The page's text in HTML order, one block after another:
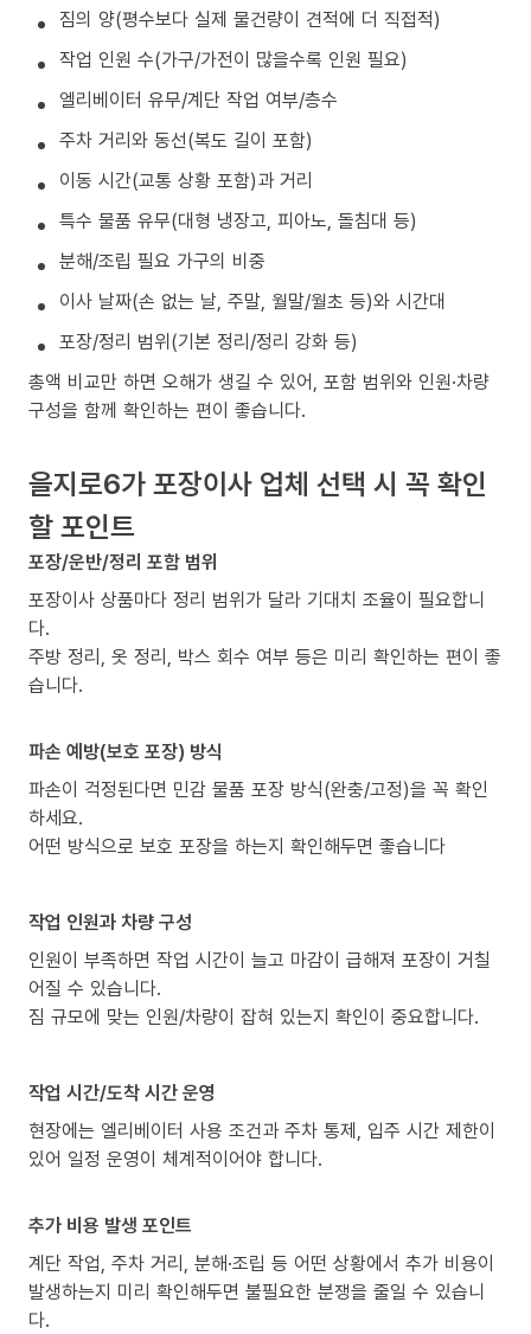
짐의 양(평수보다 실제 물건량이 견적에 더 직접적)
작업 인원 수(가구/가전이 많을수록 인원 필요)
엘리베이터 유무/계단 작업 여부/층수
주차 거리와 동선(복도 길이 포함)
이동 시간(교통 상황 포함)과 거리
특수 물품 유무(대형 냉장고, 피아노, 돌침대 등)
분해/조립 필요 가구의 비중
이사 날짜(손 없는 날, 주말, 월말/월초 등)와 시간대
포장/정리 범위(기본 정리/정리 강화 등)
총액 비교만 하면 오해가 생길 수 있어, 포함 범위와 인원·차량
구성을 함께 확인하는 편이 좋습니다.
을지로6가 포장이사 업체 선택 시 꼭 확인
할 포인트
포장/운반/정리 포함 범위
포장이사 상품마다 정리 범위가 달라 기대치 조율이 필요합니
다.
주방 정리, 옷 정리, 박스 회수 여부 등은 미리 확인하는 편이 좋
습니다.
파손 예방(보호 포장) 방식
파손이 걱정된다면 민감 물품 포장 방식(완충/고정)을 꼭 확인
하세요.
어떤 방식으로 보호 포장을 하는지 확인해두면 좋습니다
작업 인원과 차량 구성
인원이 부족하면 작업 시간이 늘고 마감이 급해져 포장이 거칠
어질 수 있습니다.
짐 규모에 맞는 인원/차량이 잡혀 있는지 확인이 중요합니다.
작업 시간/도착 시간 운영
현장에는 엘리베이터 사용 조건과 주차 통제, 입주 시간 제한이
있어 일정 운영이 체계적이어야 합니다.
추가 비용 발생 포인트
계단 작업, 주차 거리, 분해·조립 등 어떤 상황에서 추가 비용이
발생하는지 미리 확인해두면 불필요한 분쟁을 줄일 수 있습니
다.